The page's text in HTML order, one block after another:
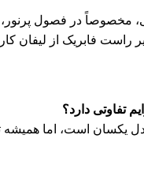
مخصوصاً در فصول پرنور،
راست فابریک از
تفاوتی دارد؟
یکسان است، اما